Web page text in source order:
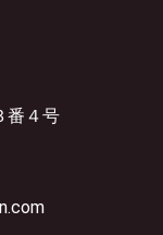
番４号